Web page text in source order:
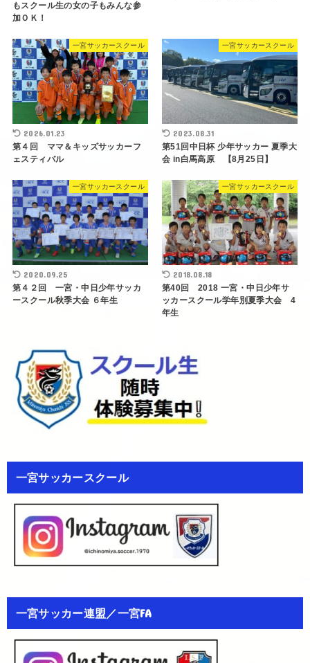
もスクール生の女の子もみんな参
加ＯＫ！
一宮サッカースクール
2026.01.23
第４回 ママ＆キッズサッカーフ
ェスティバル
一宮サッカースクール
2023.08.31
第51回中日杯 少年サッカー 夏季大
会 in白馬高原 【8月25日】
一宮サッカースクール
2020.09.25
第４２回 一宮・中日少年サッカ
ースクール秋季大会 ６年生
一宮サッカースクール
2018.08.18
第40回 2018 一宮・中日少年サ
ッカースクール学年別夏季大会 4
年生
一宮サッカースクール
一宮サッカー連盟／一宮FA